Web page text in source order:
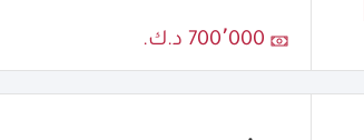
700٬000 د.ك.